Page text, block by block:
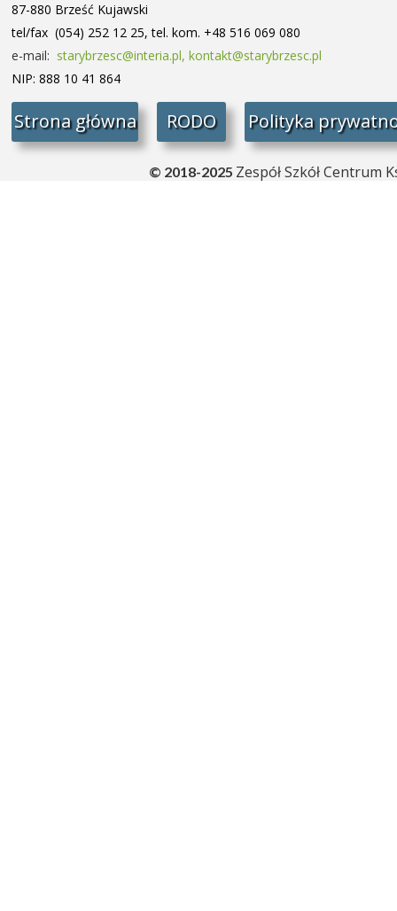
Strona główna Polityka
RODO
87-880 Brześć Kujawski
tel/fax (054) 252 12 25, tel. kom. +48 516 069 080
e-mail: starybrzesc@interia.pl, kontakt@starybrzesc.pl
NIP: 888 10 41 864
© 2018-2025 Zespół Szkół Centrum